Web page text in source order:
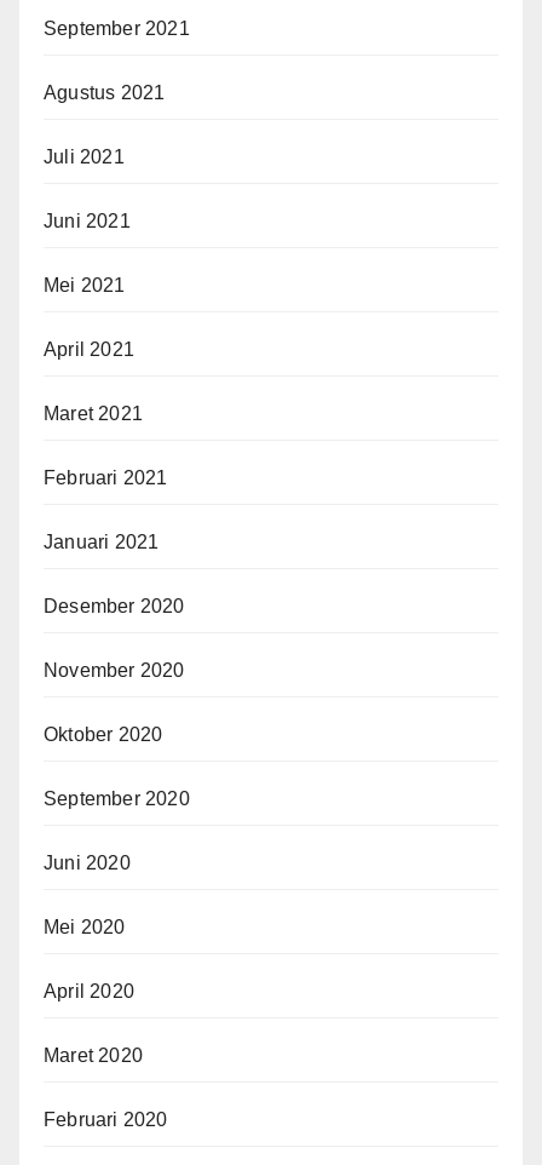
September 2021
Agustus 2021
Juli 2021
Juni 2021
Mei 2021
April 2021
Maret 2021
Februari 2021
Januari 2021
Desember 2020
November 2020
Oktober 2020
September 2020
Juni 2020
Mei 2020
April 2020
Maret 2020
Februari 2020